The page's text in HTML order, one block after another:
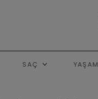
SAÇ YAŞAM